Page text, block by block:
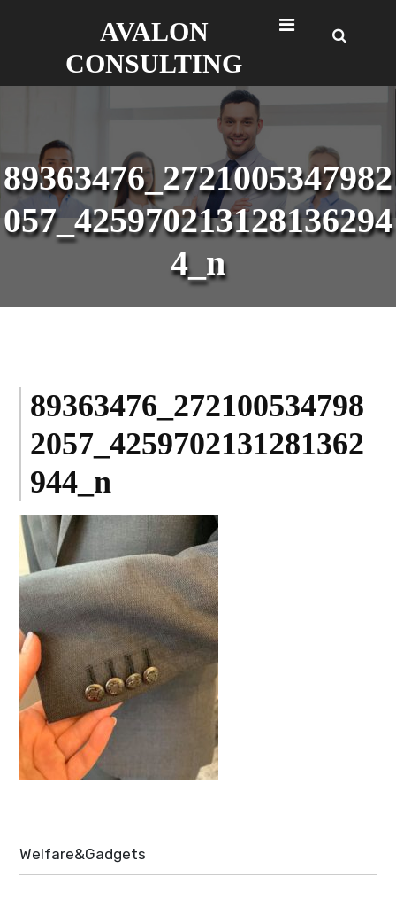
AVALON
CONSULTING
89363476_2721005347982
057_425970213128136294
4_n
89363476_272100534798
2057_4259702131281362
944_n
投
稿
Welfare&Gadgets